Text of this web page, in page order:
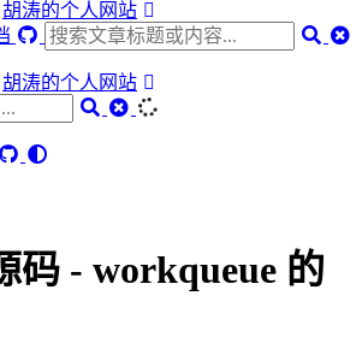
胡涛的个人网站
胡涛的个人网站
码 - workqueue 的